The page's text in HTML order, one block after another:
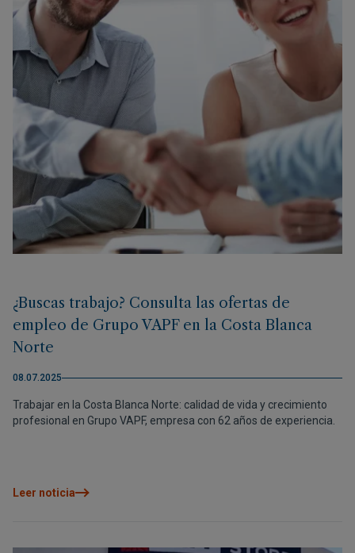
¿Buscas trabajo? Consulta las ofertas de
empleo de Grupo VAPF en la Costa Blanca
Norte
08.07.2025
Trabajar en la Costa Blanca Norte: calidad de vida y crecimiento
profesional en Grupo VAPF, empresa con 62 años de experiencia.
Leer noticia